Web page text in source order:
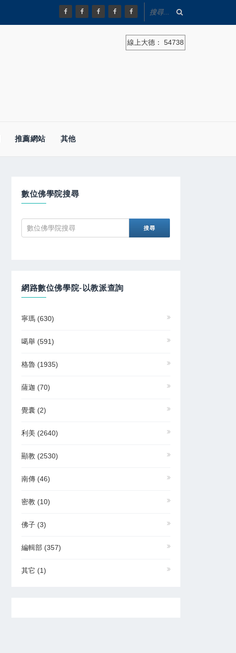
線上大德： 54738
推薦網站 其他
數位佛學院搜尋
網路數位佛學院-以教派查詢
寧瑪 (630)
噶舉 (591)
格魯 (1935)
薩迦 (70)
覺囊 (2)
利美 (2640)
顯教 (2530)
南傳 (46)
密教 (10)
佛子 (3)
編輯部 (357)
其它 (1)